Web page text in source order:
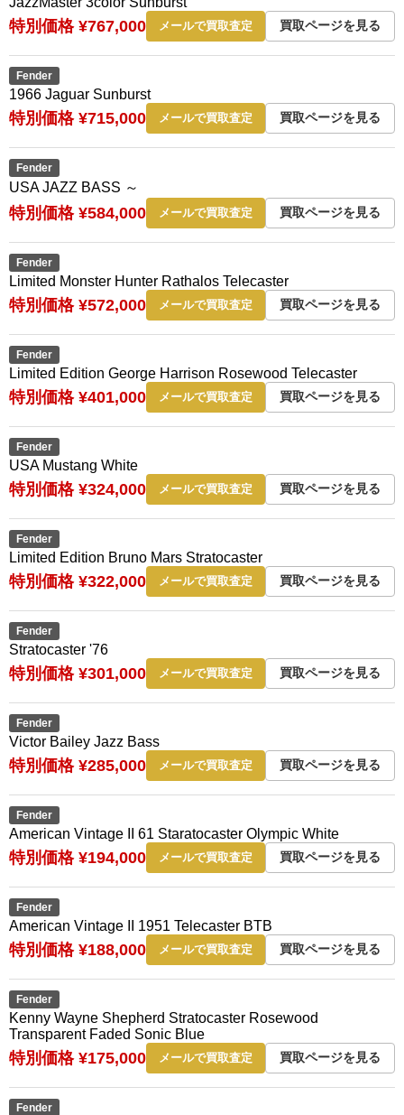
特別価格 ¥767,000 メールで買取査定 買取ページを見る
Fender
1966 Jaguar Sunburst
特別価格 ¥715,000 メールで買取査定 買取ページを見る
Fender
USA JAZZ BASS ～
特別価格 ¥584,000 メールで買取査定 買取ページを見る
Fender
Limited Monster Hunter Rathalos Telecaster
特別価格 ¥572,000 メールで買取査定 買取ページを見る
Fender
Limited Edition George Harrison Rosewood Telecaster
特別価格 ¥401,000 メールで買取査定 買取ページを見る
Fender
USA Mustang White
特別価格 ¥324,000 メールで買取査定 買取ページを見る
Fender
Limited Edition Bruno Mars Stratocaster
特別価格 ¥322,000 メールで買取査定 買取ページを見る
Fender
Stratocaster '76
特別価格 ¥301,000 メールで買取査定 買取ページを見る
Fender
Victor Bailey Jazz Bass
特別価格 ¥285,000 メールで買取査定 買取ページを見る
Fender
American Vintage II 61 Staratocaster Olympic White
特別価格 ¥194,000 メールで買取査定 買取ページを見る
Fender
American Vintage II 1951 Telecaster BTB
特別価格 ¥188,000 メールで買取査定 買取ページを見る
Fender
Kenny Wayne Shepherd Stratocaster Rosewood
Transparent Faded Sonic Blue
特別価格 ¥175,000 メールで買取査定 買取ページを見る
Fender